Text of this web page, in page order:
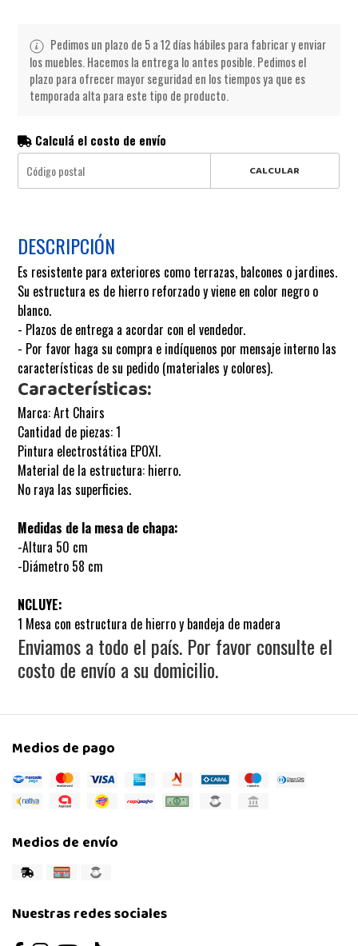
Pedimos un plazo de 5 a 12 días hábiles para fabricar y enviar
los muebles. Hacemos la entrega lo antes posible. Pedimos el
plazo para ofrecer mayor seguridad en los tiempos ya que es
temporada alta para este tipo de producto.
Calculá el costo de envío
CALCULAR
DESCRIPCIÓN
Es resistente para exteriores como terrazas, balcones o jardines.
Su estructura es de hierro reforzado y viene en color negro o
blanco.
- Plazos de entrega a acordar con el vendedor.
- Por favor haga su compra e indíquenos por mensaje interno las
características de su pedido (materiales y colores).
Características:
Marca: Art Chairs
Cantidad de piezas: 1
Pintura electrostática EPOXI.
Material de la estructura: hierro.
No raya las superficies.
Medidas de la mesa de chapa:
-Altura 50 cm
-Diámetro 58 cm
NCLUYE:
1 Mesa con estructura de hierro y bandeja de madera
Enviamos a todo el país. Por favor consulte el
costo de envío a su domicilio.
Medios de pago
Medios de envío
Nuestras redes sociales